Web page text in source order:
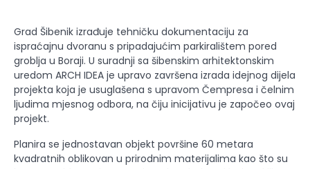
Grad Šibenik izrađuje tehničku dokumentaciju za
ispraćajnu dvoranu s pripadajućim parkiralištem pored
groblja u Boraji. U suradnji sa šibenskim arhitektonskim
uredom ARCH IDEA je upravo završena izrada idejnog dijela
projekta koja je usuglašena s upravom Čempresa i čelnim
ljudima mjesnog odbora, na čiju inicijativu je započeo ovaj
projekt.
Planira se jednostavan objekt površine 60 metara
kvadratnih oblikovan u prirodnim materijalima kao što su